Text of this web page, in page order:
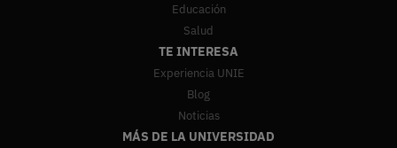
Educación
Salud
TE INTERESA
Experiencia UNIE
Blog
Noticias
MÁS DE LA UNIVERSIDAD